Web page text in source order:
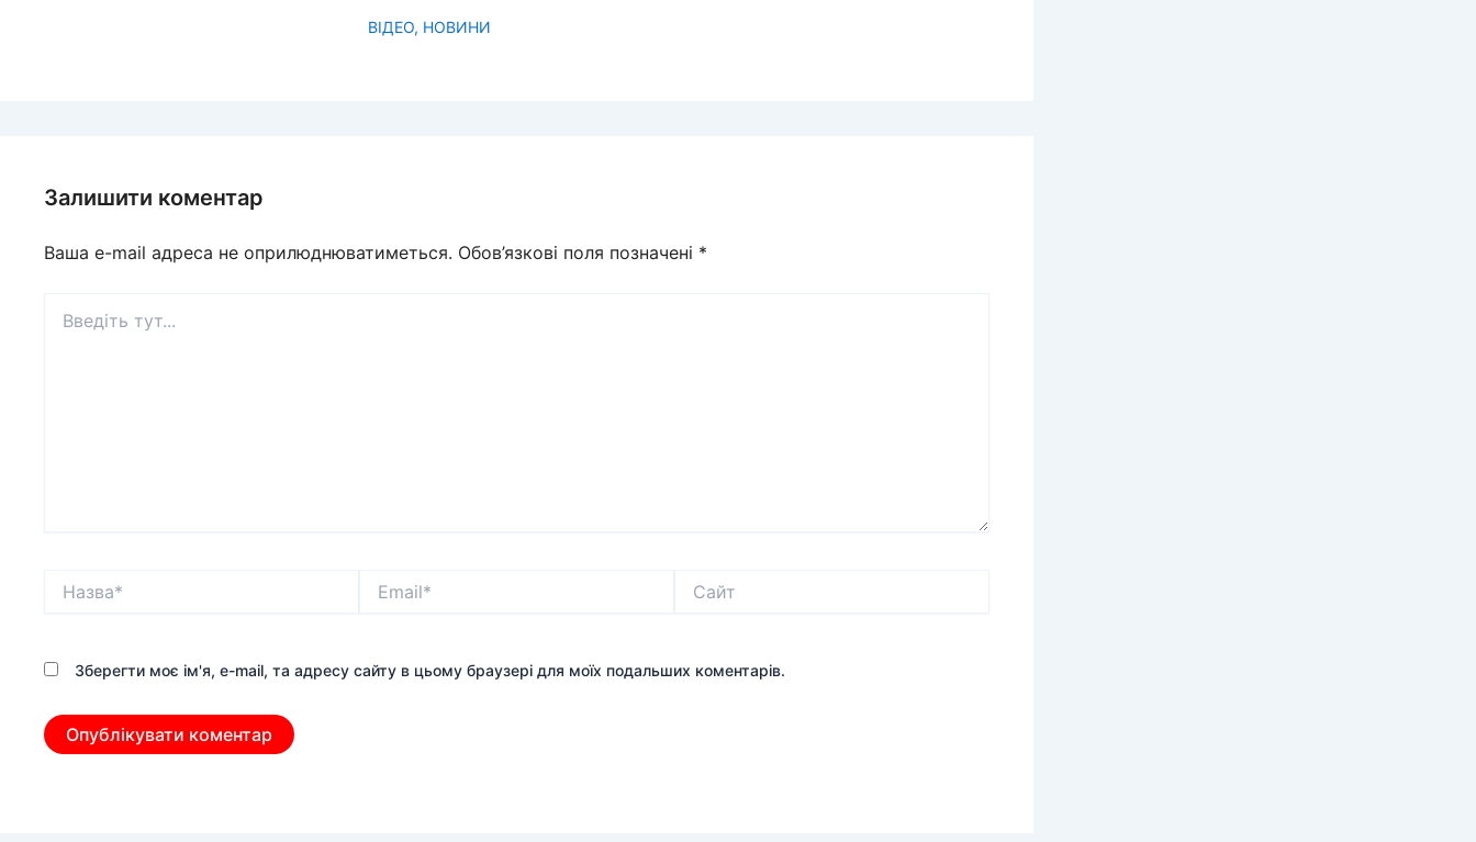
ВІДЕО, НОВИНИ
Залишити коментар
Ваша e-mail адреса не оприлюднюватиметься. Обов’язкові поля позначені *
тут...
Зберегти моє ім'я, e-mail, та адресу сайту в цьому браузері для моїх подальших коментарів.